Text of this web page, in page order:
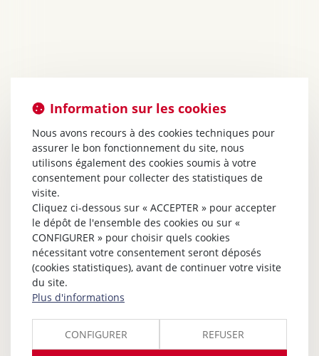
Information sur les cookies
Nous avons recours à des cookies techniques pour
assurer le bon fonctionnement du site, nous
utilisons également des cookies soumis à votre
consentement pour collecter des statistiques de
visite.
Cliquez ci-dessous sur « ACCEPTER » pour accepter
le dépôt de l'ensemble des cookies ou sur «
CONFIGURER » pour choisir quels cookies
nécessitant votre consentement seront déposés
(cookies statistiques), avant de continuer votre visite
du site.
Plus d'informations
CONFIGURER REFUSER